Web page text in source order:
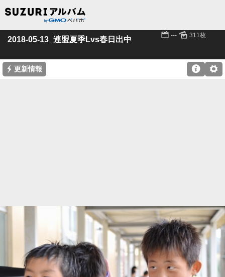
2018-05-13_連盟夏季Lvs春日出中 📅 --- 🌄 311枚
⚡ 更新情報 ⚙
